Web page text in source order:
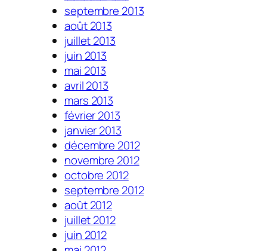
septembre 2013
août 2013
juillet 2013
juin 2013
mai 2013
avril 2013
mars 2013
février 2013
janvier 2013
décembre 2012
novembre 2012
octobre 2012
septembre 2012
août 2012
juillet 2012
juin 2012